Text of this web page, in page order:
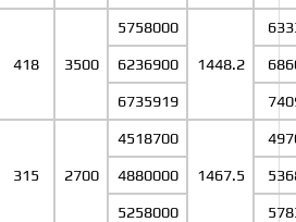
418 3500
5758000
1448.2
6236900
6735919
315 2700
4518700
1467.5
4880000
5258000